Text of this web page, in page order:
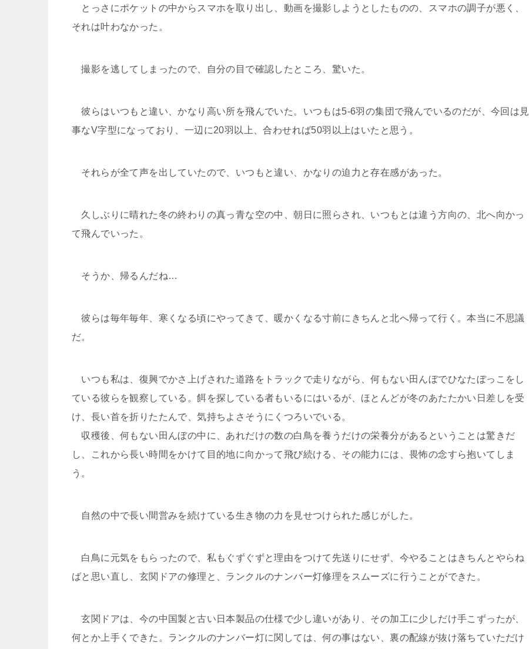
とっさにポケットの中からスマホを取り出し、動画を撮影しようとしたものの、スマホの調子が悪く、
それは叶わなかった。
撮影を逃してしまったので、自分の目で確認したところ、驚いた。
彼らはいつもと違い、かなり高い所を飛んでいた。いつもは5-6羽の集団で飛んでいるのだが、今回は見
事なV字型になっており、一辺に20羽以上、合わせれば50羽以上はいたと思う。
それらが全て声を出していたので、いつもと違い、かなりの迫力と存在感があった。
久しぶりに晴れた冬の終わりの真っ青な空の中、朝日に照らされ、いつもとは違う方向の、北へ向かっ
て飛んでいった。
そうか、帰るんだね…
彼らは毎年毎年、寒くなる頃にやってきて、暖かくなる寸前にきちんと北へ帰って行く。本当に不思議
だ。
いつも私は、復興でかさ上げされた道路をトラックで走りながら、何もない田んぼでひなたぼっこをし
ている彼らを観察している。餌を探している者もいるにはいるが、ほとんどが冬のあたたかい日差しを受
け、長い首を折りたたんで、気持ちよさそうにくつろいでいる。
収穫後、何もない田んぼの中に、あれだけの数の白鳥を養うだけの栄養分があるということは驚きだ
し、これから長い時間をかけて目的地に向かって飛び続ける、その能力には、畏怖の念すら抱いてしま
う。
自然の中で長い間営みを続けている生き物の力を見せつけられた感じがした。
白鳥に元気をもらったので、私もぐずぐずと理由をつけて先送りにせず、今やることはきちんとやらね
ばと思い直し、玄関ドアの修理と、ランクルのナンバー灯修理をスムーズに行うことができた。
玄関ドアは、今の中国製と古い日本製品の仕様で少し違いがあり、その加工に少しだけ手こずったが、
何とか上手くできた。ランクルのナンバー灯に関しては、何の事はない、裏の配線が抜け落ちていただけ